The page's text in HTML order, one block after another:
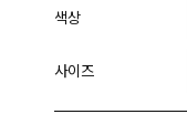
색상
사이즈